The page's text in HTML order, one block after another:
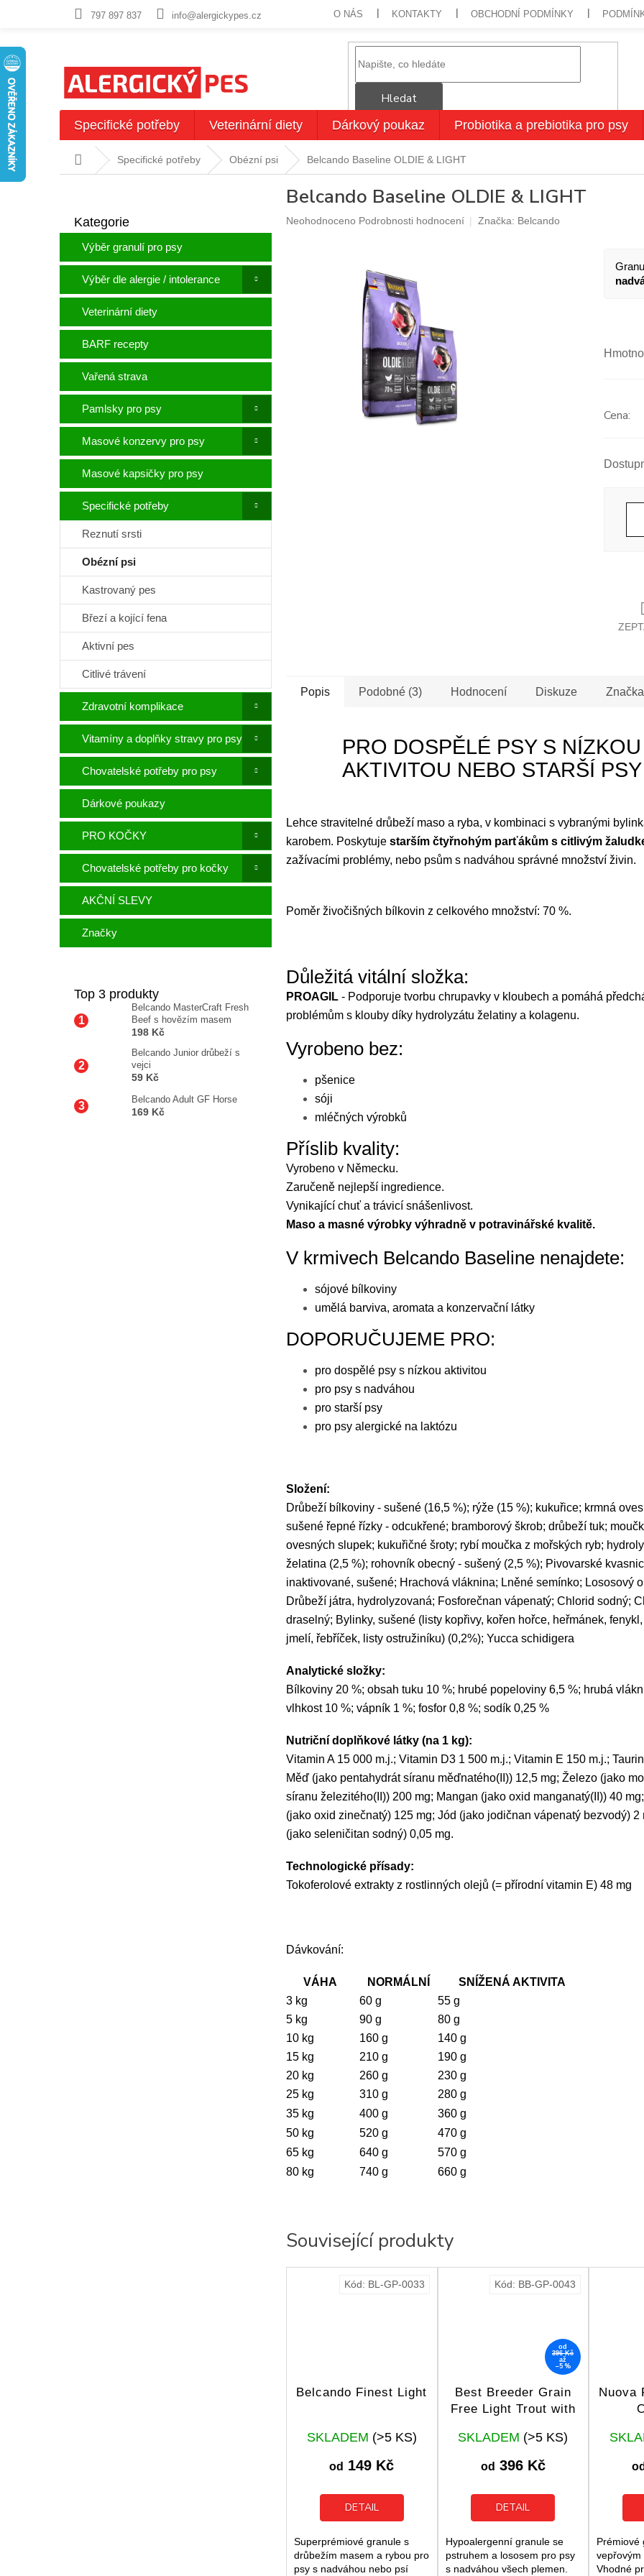
797 897 837 info@alergickypes.cz O NÁS KONTAKTY OBCHODNÍ PODMÍNKY
Hledat
Specifické potřeby Veterinární diety Dárkový poukaz Probiotika a prebiotika pro psy
Domů Specifické potřeby Obézní psi Belcando Baseline OLDIE & LIGHT
t
a
n
p
n
l
kategorie
Kategorie
Výběr granulí pro psy
Výběr dle alergie / intolerance
Veterinární diety
BARF recepty
Vařená strava
Pamlsky pro psy
Masové konzervy pro psy
Masové kapsičky pro psy
Specifické potřeby
Reznutí srsti
Obézní psi
Kastrovaný pes
Březí a kojící fena
Aktivní pes
Citlivé trávení
Zdravotní komplikace
Vitamíny a doplňky stravy pro psy
Chovatelské potřeby pro psy
Dárkové poukazy
PRO KOČKY
Chovatelské potřeby pro kočky
AKČNÍ SLEVY
Značky
Top 3 produkty
Belcando MasterCraft Fresh
Beef s hovězím masem
198 Kč
Belcando Junior drůbeží s
vejci
59 Kč
Belcando Adult GF Horse
169 Kč
Belcando Baseline OLDIE & LIGHT
Průměrné
Neohodnoceno Podrobnosti hodnocení Značka: Belcando
Související produkty
Belcando Finest Light
hodnocení
je
z
5
hvězdiček.
SKLADEM (>5 KS)
od 149 Kč
DETAIL
Superprémiové granule s
drůbežím masem a rybou pro
psy s nadváhou nebo psí
Kód: BL-GP-0033
od
396 Kč
až
–5 %
Best Breeder Grain
Free Light Trout with
& Asparagus
hodnocení
je
z
5
hvězdiček.
SKLADEM (>5 KS)
od 396 Kč
DETAIL
Hypoalergenní granule se
pstruhem a lososem pro psy
s nadváhou všech plemen.
Kód: BB-GP-0043
Nuova
Prémiové
vepřovým
Vhodné
Popis Podobné (3) Hodnocení Diskuze Značka
PRO DOSPĚLÉ PSY S NÍZKOU
AKTIVITOU NEBO STARŠÍ PSY
Lehce stravitelné drůbeží maso a ryba, v kombinaci s vybranými
karobem. Poskytuje starším čtyřnohým parťákům s citlivým
zažívacími problémy, nebo psům s nadváhou správné množství živin.
Poměr živočišných bílkovin z celkového množství: 70 %.
Důležitá vitální složka:
PROAGIL - Podporuje tvorbu chrupavky v kloubech a pomáhá
problémům s klouby díky hydrolyzátu želatiny a kolagenu.
Vyrobeno bez:
pšenice
sóji
mléčných výrobků
Příslib kvality:
Vyrobeno v Německu.
Zaručeně nejlepší ingredience.
Vynikající chuť a trávicí snášenlivost.
Maso a masné výrobky výhradně v potravinářské kvalitě.
V krmivech Belcando Baseline nenajdete:
sójové bílkoviny
umělá barviva, aromata a konzervační látky
DOPORUČUJEME PRO:
pro dospělé psy s nízkou aktivitou
pro psy s nadváhou
pro starší psy
pro psy alergické na laktózu
Složení:
Drůbeží bílkoviny - sušené (16,5 %); rýže (15 %); kukuřice; krmná
sušené řepné řízky - odcukřené; bramborový škrob; drůbeží tuk;
ovesných slupek; kukuřičné šroty; rybí moučka z mořských ryb;
želatina (2,5 %); rohovník obecný - sušený (2,5 %); Pivovarské
inaktivované, sušené; Hrachová vláknina; Lněné semínko; Lososový
Drůbeží játra, hydrolyzovaná; Fosforečnan vápenatý; Chlorid sodný;
draselný; Bylinky, sušené (listy kopřivy, kořen hořce, heřmánek,
jmelí, řebříček, listy ostružiníku) (0,2%); Yucca schidigera
Analytické složky:
Bílkoviny 20 %; obsah tuku 10 %; hrubé popeloviny 6,5 %; hrubá
vlhkost 10 %; vápník 1 %; fosfor 0,8 %; sodík 0,25 %
Nutriční doplňkové látky (na 1 kg):
Vitamin A 15 000 m.j.; Vitamin D3 1 500 m.j.; Vitamin E 150 m.j.;
Měď (jako pentahydrát síranu měďnatého(II)) 12,5 mg; Železo (jako
síranu železitého(II)) 200 mg; Mangan (jako oxid manganatý(II)) 40
(jako oxid zinečnatý) 125 mg; Jód (jako jodičnan vápenatý bezvodý) 2
(jako seleničitan sodný) 0,05 mg.
Technologické přísady:
Tokoferolové extrakty z rostlinných olejů (= přírodní vitamin E) 48 mg
Dávkování:
VÁHA NORMÁLNÍ
SNÍŽENÁ AKTIVITA
3 kg
60 g
55 g
5 kg
90 g
80 g
10 kg
160 g
140 g
15 kg
210 g
190 g
20 kg
260 g
230 g
25 kg
310 g
280 g
35 kg
400 g
360 g
50 kg
520 g
470 g
65 kg
640 g
570 g
80 kg
740 g 660 g